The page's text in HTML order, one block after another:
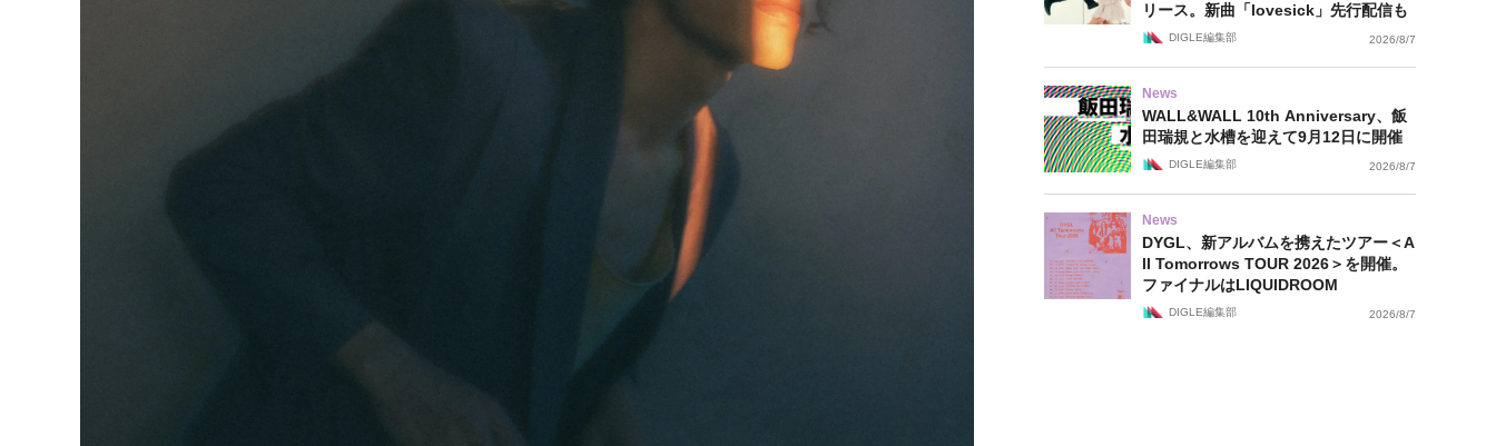
リース。新曲「lovesick」先行配信も
DIGLE編集部 2026/8/7
News
WALL&WALL 10th Anniversary、飯
田瑞規と水槽を迎えて9月12日に開催
DIGLE編集部 2026/8/7
News
DYGL、新アルバムを携えたツアー＜A
ll Tomorrows TOUR 2026＞を開催。
ファイナルはLIQUIDROOM
DIGLE編集部 2026/8/7